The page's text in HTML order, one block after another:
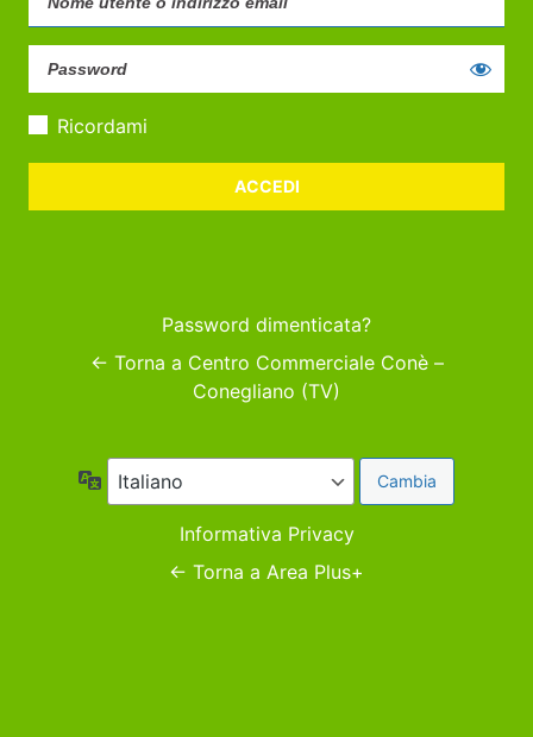
Ricordami
Password dimenticata?
← Torna a Centro Commerciale Conè –
Conegliano (TV)
Lingua
Informativa Privacy
← Torna a Area Plus+